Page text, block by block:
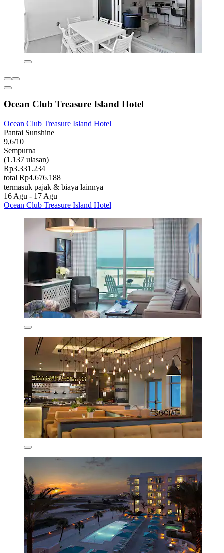
Ocean Club Treasure Island Hotel
Ocean Club Treasure Island Hotel
Pantai Sunshine
9,6/10
Sempurna
(1.137 ulasan)
Rp3.331.234
total Rp4.676.188
termasuk pajak & biaya lainnya
16 Agu - 17 Agu
Ocean Club Treasure Island Hotel